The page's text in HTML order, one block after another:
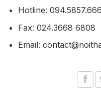
Hotline: 094.5857.666
Fax: 024.3668 6808
Email: